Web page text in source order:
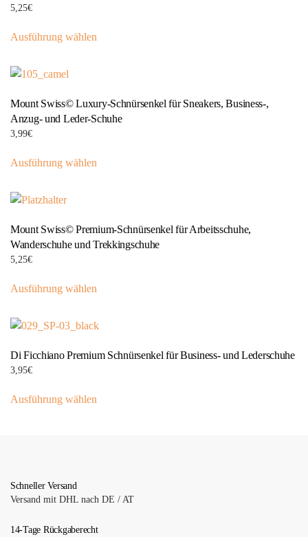
5,25€
Ausführung wählenProdukt
auf.
Die
werden
Mount Swiss© Luxury-Schnürsenkel für Sneakers, Business-,
Anzug- und Leder-Schuhe
3,99€
Ausführung wählenProdukt
auf.
Die
Produktseite
werden
Mount Swiss© Premium-Schnürsenkel für Arbeitsschuhe,
Wanderschuhe und Trekkingschuhe
5,25€
Ausführung wählenProdukt
mehrere
auf.
können
Di Ficchiano Premium Schnürsenkel für Business- und Lederschuhe
3,95€
Ausführung wählenProdukt
Optionen
auf
Schneller Versand
Versand mit DHL nach DE / AT
14-Tage Rückgaberecht